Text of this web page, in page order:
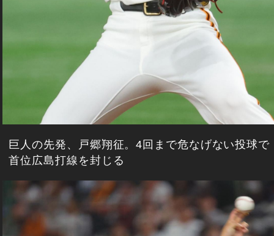
巨人の先発、戸郷翔征。4回まで危なげない投球で
首位広島打線を封じる